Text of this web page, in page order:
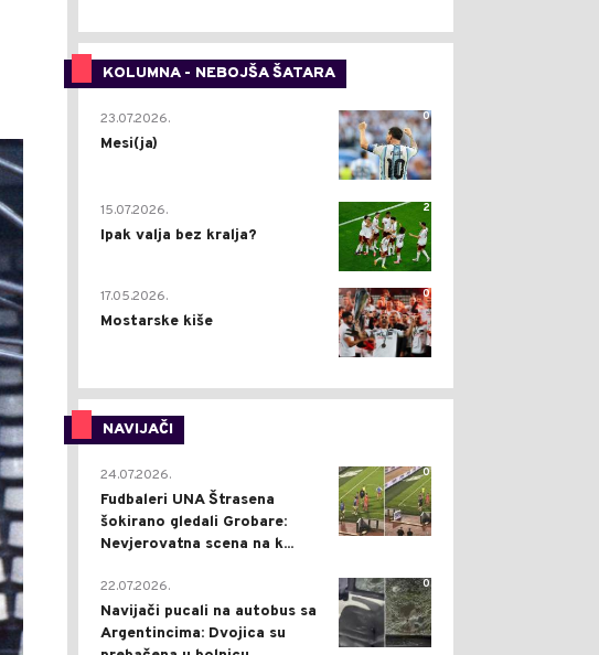
KOLUMNA - NEBOJŠA ŠATARA
0
23.07.2026.
Mesi(ja)
2
15.07.2026.
Ipak valja bez kralja?
0
17.05.2026.
Mostarske kiše
NAVIJAČI
0
24.07.2026.
Fudbaleri UNA Štrasena
šokirano gledali Grobare:
Nevjerovatna scena na k...
0
22.07.2026.
Navijači pucali na autobus sa
Argentincima: Dvojica su